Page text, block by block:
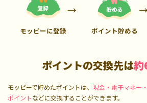
モッピーに登録 ポイント貯める
ポイントの交換先は約
モッピーで貯めたポイントは、 現金・電子マネー
ポイントなどに交換することができます。